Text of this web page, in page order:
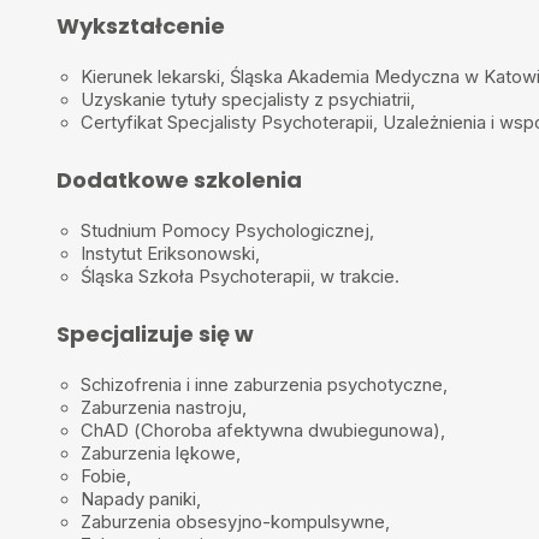
Wykształcenie
Kierunek lekarski, Śląska Akademia Medyczna w
Uzyskanie tytuły specjalisty z psychiatrii,
Certyfikat Specjalisty Psychoterapii, Uzależnienia i
Dodatkowe szkolenia
Studnium Pomocy Psychologicznej,
Instytut Eriksonowski,
Śląska Szkoła Psychoterapii, w trakcie.
Specjalizuje się w
Schizofrenia i inne zaburzenia psychotyczne,
Zaburzenia nastroju,
ChAD (Choroba afektywna dwubiegunowa),
Zaburzenia lękowe,
Fobie,
Napady paniki,
Zaburzenia obsesyjno-kompulsywne,